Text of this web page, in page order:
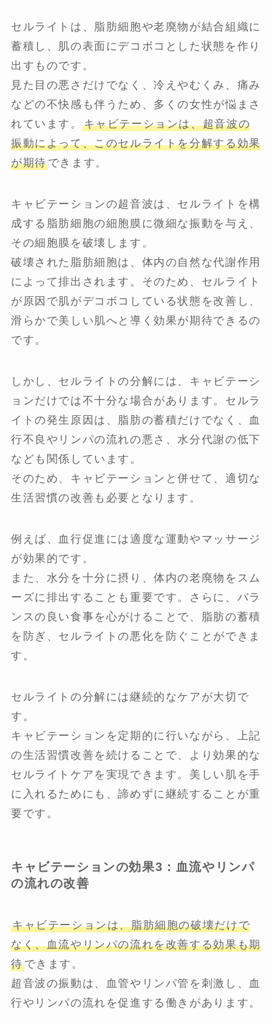
セルライトは、脂肪細胞や老廃物が結合組織に
蓄積し、肌の表面にデコボコとした状態を作り
出すものです。
見た目の悪さだけでなく、冷えやむくみ、痛み
などの不快感も伴うため、多くの女性が悩まさ
れています。 キャビテーションは、超音波の
振動によって、このセルライトを分解する効果
が期待できます。
キャビテーションの超音波は、セルライトを構
成する脂肪細胞の細胞膜に微細な振動を与え、
その細胞膜を破壊します。
破壊された脂肪細胞は、体内の自然な代謝作用
によって排出されます。そのため、セルライト
が原因で肌がデコボコしている状態を改善し、
滑らかで美しい肌へと導く効果が期待できるの
です。
しかし、セルライトの分解には、キャビテーシ
ョンだけでは不十分な場合があります。セルラ
イトの発生原因は、脂肪の蓄積だけでなく、血
行不良やリンパの流れの悪さ、水分代謝の低下
なども関係しています。
そのため、キャビテーションと併せて、適切な
生活習慣の改善も必要となります。
例えば、血行促進には適度な運動やマッサージ
が効果的です。
また、水分を十分に摂り、体内の老廃物をスム
ーズに排出することも重要です。さらに、バラ
ンスの良い食事を心がけることで、脂肪の蓄積
を防ぎ、セルライトの悪化を防ぐことができま
す。
セルライトの分解には継続的なケアが大切で
す。
キャビテーションを定期的に行いながら、上記
の生活習慣改善を続けることで、より効果的な
セルライトケアを実現できます。美しい肌を手
に入れるためにも、諦めずに継続することが重
要です。
キャビテーションの効果3：血流やリンパ
の流れの改善
キャビテーションは、脂肪細胞の破壊だけで
なく、血流やリンパの流れを改善する効果も期
待できます。
超音波の振動は、血管やリンパ管を刺激し、血
行やリンパの流れを促進する働きがあります。